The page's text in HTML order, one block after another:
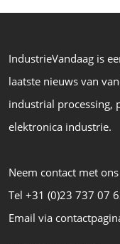
IndustrieVandaag is
laatste nieuws van
industrial processing,
elektronica industrie.
Neem contact met
Tel +31 (0)23 737 07
Email via